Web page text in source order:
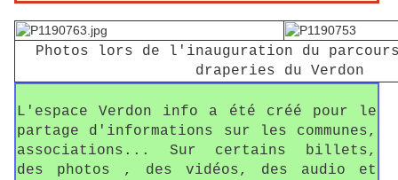
Photos lors de l'inauguration du
draperies du Verdon
L'espace Verdon info a été créé pour le
partage d'informations sur les communes,
associations... Sur certains billets,
des photos , des vidéos, des audio et